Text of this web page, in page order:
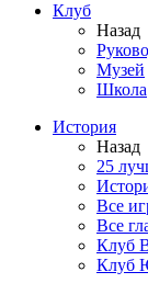
Клуб
Назад
Музей
Школа
История
Назад
25
Все
Все
Клуб
Клуб